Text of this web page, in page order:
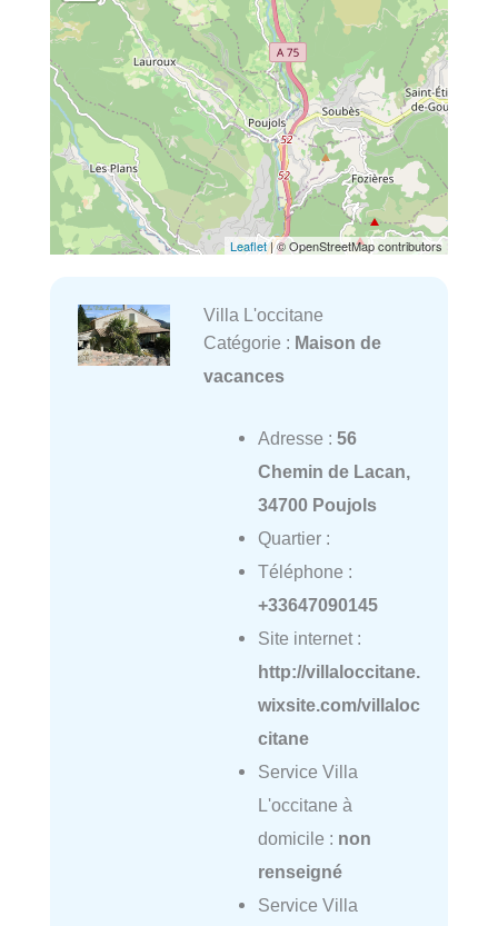
Leaflet| © OpenStreetMap contributors
Villa L'occitane
Catégorie : Maison de
vacances
Adresse : 56
Chemin de Lacan,
34700 Poujols
Quartier :
Téléphone :
+33647090145
Site internet :
http://villaloccitane.
wixsite.com/villaloc
citane
Service Villa
L'occitane à
domicile : non
renseigné
Service Villa